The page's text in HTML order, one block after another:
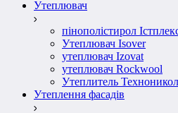
Утеплювач
пінополістирол
Утеплювач Isover
утеплювач Izovat
утеплювач Rockwool
Утеплитель
Утеплення фасадів